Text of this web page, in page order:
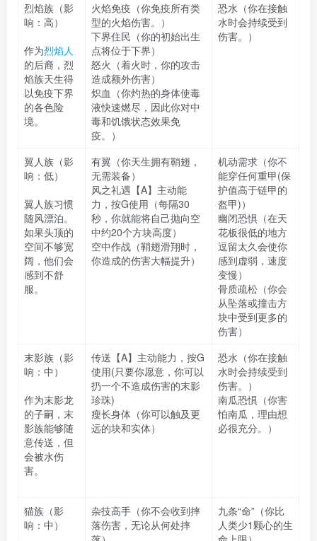
烈焰族（影
响：高）
作为烈焰人
的后裔，烈
焰族天生得
以免疫下界
的各色险
境。
火焰免疫（你免疫所有类
型的火焰伤害。）
下界住民（你的初始出生
点将位于下界）
怒火（着火时，你的攻击
造成额外伤害）
炽血（你灼热的身体使毒
液快速燃尽，因此你对中
毒和饥饿状态效果免
疫。）
恐水（你在接触
水时会持续受到
伤害。）
翼人族（影
响：低）
翼人族习惯
随风漂泊。
如果头顶的
空间不够宽
阔，他们会
感到不舒
服。
有翼（你天生拥有鞘翅，
无需装备）
风之礼遇【A】主动能
力，按G使用（每隔30
秒，你就能将自己抛向空
中约20个方块高度）
空中作战（鞘翅滑翔时，
你造成的伤害大幅提升）
机动需求（你不
能穿任何重甲(保
护值高于链甲的
盔甲)）
幽闭恐惧（在天
花板很低的地方
逗留太久会使你
感到虚弱，速度
变慢）
骨质疏松（你会
从坠落或撞击方
块中受到更多的
伤害）
末影族（影
响：中）
作为末影龙
的子嗣，末
影族能够随
意传送，但
会被水伤
害。
传送【A】主动能力，按G
使用(只要你愿意，你可以
扔一个不造成伤害的末影
珍珠)
瘦长身体（你可以触及更
远的块和实体）
恐水（你在接触
水时会持续受到
伤害。）
南瓜恐惧（你害
怕南瓜，理由想
必很充分。）
猫族（影
响：中）
杂技高手（你不会收到摔
落伤害，无论从何处摔
九条“命”（你比
人类少1颗心的生